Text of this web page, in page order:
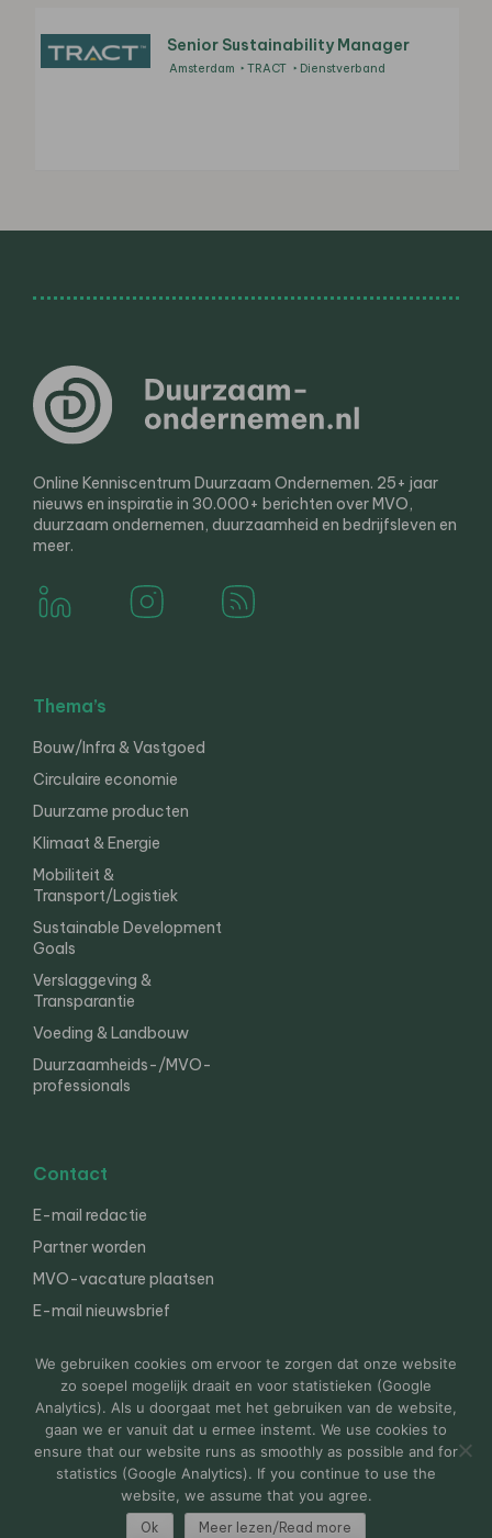
Senior Sustainability Manager
Amsterdam TRACT Dienstverband
Online Kenniscentrum Duurzaam Ondernemen. 25+ jaar
nieuws en inspiratie in 30.000+ berichten over MVO,
duurzaam ondernemen, duurzaamheid en bedrijfsleven en
meer.
Thema’s
Bouw/Infra & Vastgoed
Circulaire economie
Duurzame producten
Klimaat & Energie
Mobiliteit &
Transport/Logistiek
Sustainable Development
Goals
Verslaggeving &
Transparantie
Voeding & Landbouw
Duurzaamheids-/MVO-
professionals
Contact
E-mail redactie
Partner worden
MVO-vacature plaatsen
E-mail nieuwsbrief
© 2000-2026 Van der Molen EIS Colofon
Disclaimer
Privacy
We gebruiken cookies om ervoor te zorgen dat onze website
zo soepel mogelijk draait en voor statistieken (Google
Analytics). Als u doorgaat met het gebruiken van de website,
gaan we er vanuit dat u ermee instemt. We use cookies to
ensure that our website runs as smoothly as possible and for
statistics (Google Analytics). If you continue to use the
website, we assume that you agree.
Ok Meer lezen/Read more